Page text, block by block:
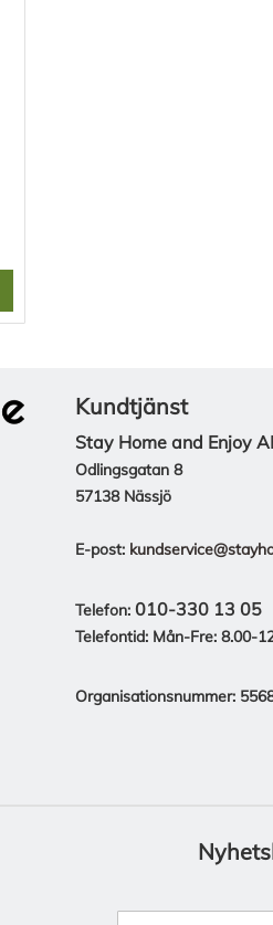
Kundtjänst
Stay Home and Enjoy
Odlingsgatan 8
57138 Nässjö
E-post:
Telefon: 010-330 13 05
Telefontid: Mån-Fre: 8.00-
Organisationsnummer: